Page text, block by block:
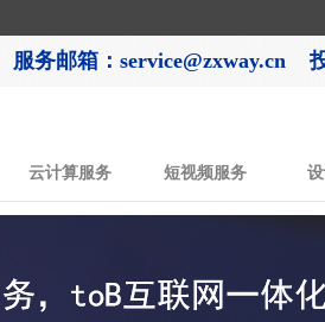
服务邮箱：service@zxway.cn
云计算服务 短视频服务